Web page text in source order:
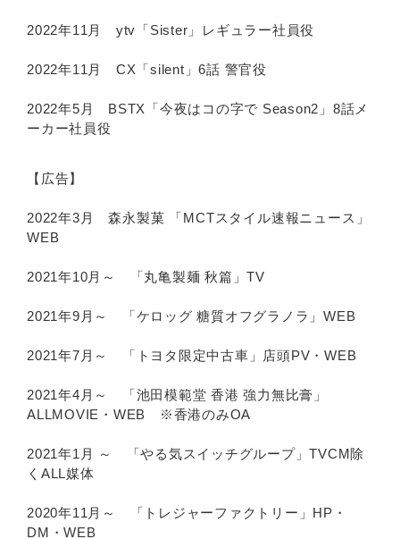
2022年11月 ytv「Sister」レギュラー社員役
2022年11月 CX「silent」6話 警官役
2022年5月 BSTX「今夜はコの字で Season2」8話メ
ーカー社員役
【広告】
2022年3月 森永製菓 「MCTスタイル速報ニュース」
WEB
2021年10月～ 「丸亀製麺 秋篇」TV
2021年9月～ 「ケロッグ 糖質オフグラノラ」WEB
2021年7月～ 「トヨタ限定中古車」店頭PV・WEB
2021年4月～ 「池田模範堂 香港 強力無比膏」
ALLMOVIE・WEB ※香港のみOA
2021年1月 ～ 「やる気スイッチグループ」TVCM除
くALL媒体
2020年11月～ 「トレジャーファクトリー」HP・
DM・WEB